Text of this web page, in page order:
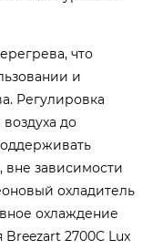
что
и
Регулировка
до
зависимости
охладитель
охлаждение
2700C Lux